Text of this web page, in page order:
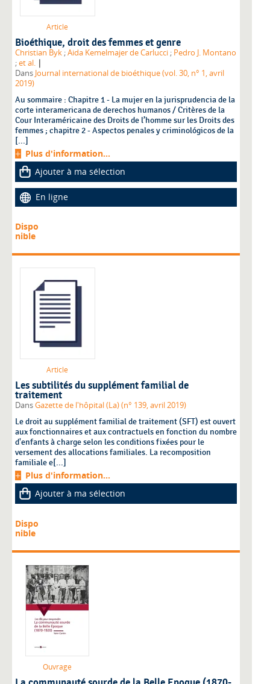
Article
Bioéthique, droit des femmes et genre
Christian Byk ;Aida Kemelmajer de Carlucci ; Pedro J. Montano
;et al. |
Dans Journal international de bioéthique (vol. 30, n° 1, avril
2019)
Au sommaire : Chapitre 1 - La mujer en la jurisprudencia de la
corte interamericana de derechos humanos / Critères de la
Cour Interaméricaine des Droits de l’homme sur les Droits des
femmes ; chapitre 2 - Aspectos penales y criminológicos de la
[...]
Plus d'information...
Ajouter à ma sélection
En ligne
Dispo
nible
Article
Les subtilités du supplément familial de
traitement
DansGazette de l'hôpital (La) (n° 139, avril 2019)
Le droit au supplément familial de traitement (SFT) est ouvert
aux fonctionnaires et aux contractuels en fonction du nombre
d'enfants à charge selon les conditions fixées pour le
versement des allocations familiales. La recomposition
familiale e[...]
Plus d'information...
Ajouter à ma sélection
Dispo
nible
Ouvrage